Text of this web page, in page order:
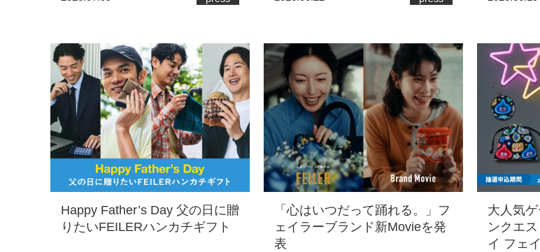
Happy Father’s Day 父の日に贈
りたいFEILERハンカチギフト
「心はいつだって踊れる。」フ
ェイラーブランド新Movieを発
表
大人気
ンクエ
イ フェ